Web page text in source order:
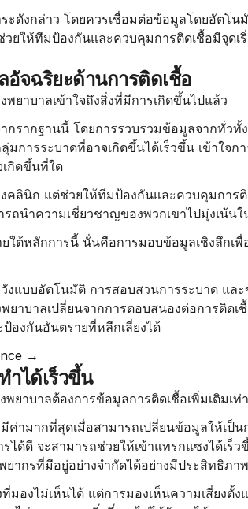
ะดังกล่าว โดยควรเชื่อมต่อข้อมูลโดยอัตโ
ยให้ทีมป้องกันและควบคุมการติดเชื้อมีจุดเ
อัจฉริยะด้านการติดเชื้อ
พยาบาลเข้าใจถึงสิ่งที่มีการเกิดขึ้นไปแล้ว
รากฐานนี้ โดยการรวบรวมข้อมูลจากทั่วทั้
มการระบาดที่อาจเกิดขึ้นได้เร็วขึ้น เข้าใจ
กิดขึ้นที่ใด
คลินิก แต่ช่วยให้ทีมป้องกันและควบคุมการ
ถนำความเชี่ยวชาญของพวกเขาไปมุ่งเน้นใ
ใต้หลักการนี้ นั่นคือการมอบข้อมูลเชิงลึกเพื่
วังแบบอัตโนมัติ การสอบสวนการระบาด แล
ยาบาลเปลี่ยนจากการตอบสนองต่อการติด
ป้องกันอันตรายที่หลีกเลี่ยงได้
→
ำได้เร็วขึ้น
พยาบาลต้องการข้อมูลการติดเชื้อเพิ่มเติมเท่
ค่ามากที่สุดเมื่อสามารถเปลี่ยนข้อมูลให้เป็น
ได้ดี จะสามารถช่วยให้เข้าแทรกแซงได้เร็
ยากรที่มีอยู่อย่างจำกัดได้อย่างมีประสิทธิภา
มองไม่เห็นได้ แต่การมองเห็นความเสี่ยงตั้